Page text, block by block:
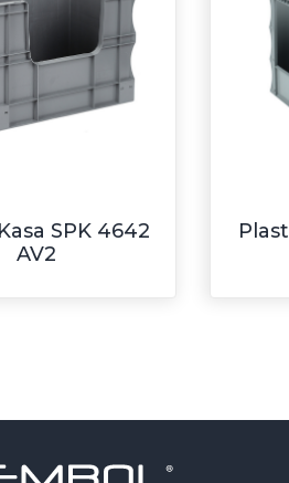
SPK 4642
AV2